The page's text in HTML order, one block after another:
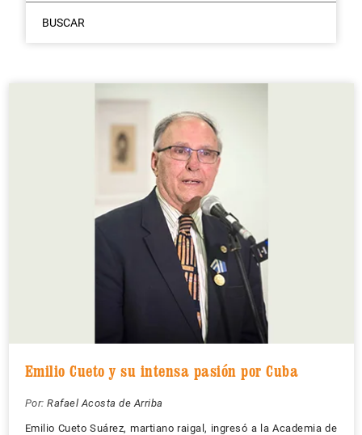
BUSCAR
Emilio Cueto y su intensa pasión por Cuba
Por: Rafael Acosta de Arriba
Emilio Cueto Suárez, martiano raigal, ingresó a la Academia de